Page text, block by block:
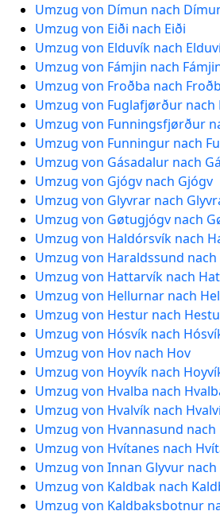
Umzug von Dímun nach
Umzug von Eiði nach Eiði
Umzug von Elduvík nach
Umzug von Fámjin nach
Umzug von Froðba nach
Umzug von Fuglafjørður
Umzug von Funningsfjørður
Umzug von Funningur nach
Umzug von Gásadalur nach
Umzug von Gjógv nach Gjógv
Umzug von Glyvrar nach
Umzug von Gøtugjógv nach
Umzug von Haldórsvík nach
Umzug von Haraldssund
Umzug von Hattarvík nach
Umzug von Hellurnar nach
Umzug von Hestur nach
Umzug von Hósvík nach
Umzug von Hov nach Hov
Umzug von Hoyvík nach
Umzug von Hvalba nach
Umzug von Hvalvík nach
Umzug von Hvannasund
Umzug von Hvítanes nach
Umzug von Innan Glyvur
Umzug von Kaldbak nach
Umzug von Kaldbaksbotnur